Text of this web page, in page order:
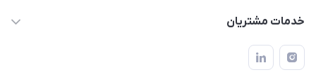
۲۳، طبقه سوم
لیست محصولات
حساب کاربری
خدمات مشتریان
قوانین و مقررات
حریم خصوصی